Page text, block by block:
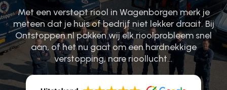
Met een verstopt riool in Wagenborgen merk je
meteen dat je huis of bedrijf niet lekker draait.​ Bij
Ontstoppen.​nl pakken wij elk rioolprobleem snel
aan, of het nu gaat om een hardnekkige
verstopping, nare rioollucht…